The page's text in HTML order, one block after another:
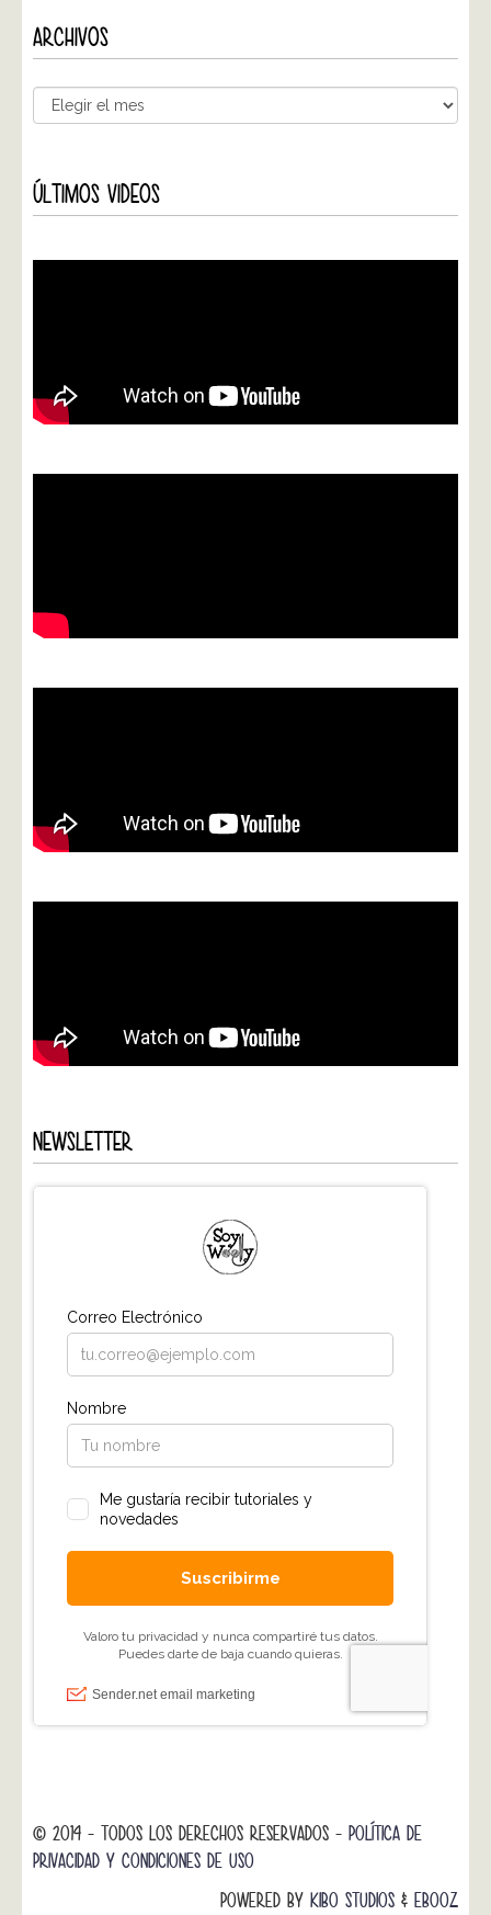
ARCHIVOS
ÚLTIMOS VIDEOS
NEWSLETTER
© 2014 - TODOS LOS DERECHOS RESERVADOS - POLÍTICA DE
PRIVACIDAD Y CONDICIONES DE USO
POWERED BY KIBO STUDIOS & EBOOZ